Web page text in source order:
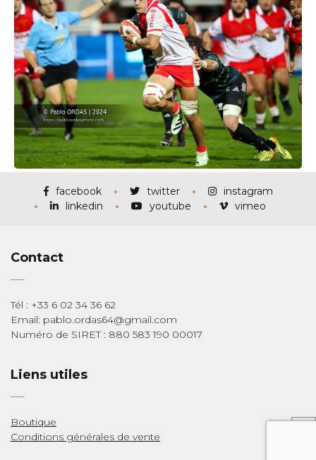
facebook twitter
instagram
linkedin
youtube vimeo
Contact
Tél : +33 6 02 34 36 62
Email: pablo.ordas64@gmail.com
Numéro de SIRET : 880 583 190 00017
Liens utiles
Boutique
Conditions générales de vente